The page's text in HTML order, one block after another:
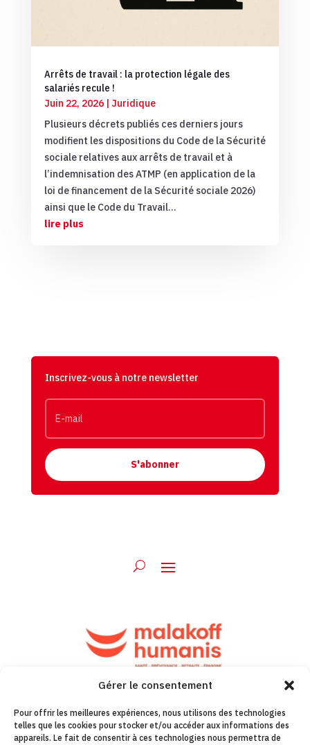
Gérer le consentement
Pour offrir les meilleures expériences, nous utilisons des technologies
telles que les cookies pour stocker et/ou accéder aux informations des
appareils. Le fait de consentir à ces technologies nous permettra de
Arrêts de travail : la protection légale des
salariés recule !
Juin 22, 2026| Juridique
Plusieurs décrets publiés ces derniers jours
modifient les dispositions du Code de la Sécurité
sociale relatives aux arrêts de travail et à
l’indemnisation des ATMP (en application de la
loi de financement de la Sécurité sociale 2026)
ainsi que le Code du Travail...
lire plus
Inscrivez-vous à notre newsletter
S'abonner